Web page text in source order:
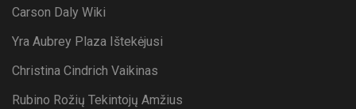
Carson Daly Wiki
Yra Aubrey Plaza Ištekėjusi
Christina Cindrich Vaikinas
Rubino Rožių Tekintojų Amžius